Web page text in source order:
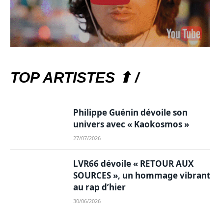
TOP ARTISTES ⬆ /
Philippe Guénin dévoile son
univers avec « Kaokosmos »
27/07/2026
LVR66 dévoile « RETOUR AUX
SOURCES », un hommage vibrant
au rap d’hier
30/06/2026